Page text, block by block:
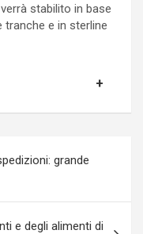
stabilito in base
tranche e in sterline
grande
e degli alimenti di